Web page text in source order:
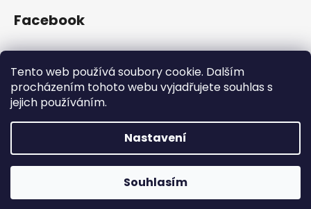
Tento web používá soubory cookie. Dalším
procházením tohoto webu vyjadřujete souhlas s
jejich používáním.
Nastavení
Souhlasím
Ve dnech 10.8. - 14.8 máme celoredakční dovolenou a Vaši
Facebook
IFP Publishing Krása jachtingu
IFP Publishing. Všechna práva vyhrazena.